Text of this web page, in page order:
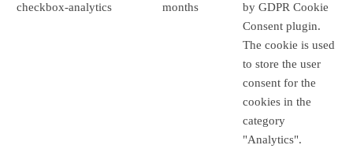
checkbox-analytics
months
by GDPR Cookie
Consent plugin.
The cookie is used
to store the user
consent for the
cookies in the
category
"Analytics".